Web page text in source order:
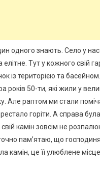
одного знають. Село у
Тут у кожного свій
із територією та
років 50-ти, які жили у
Але раптом ми стали
горіти. А справа
камін зовсім не
пам’ятаю, що
камін, це її улюблене